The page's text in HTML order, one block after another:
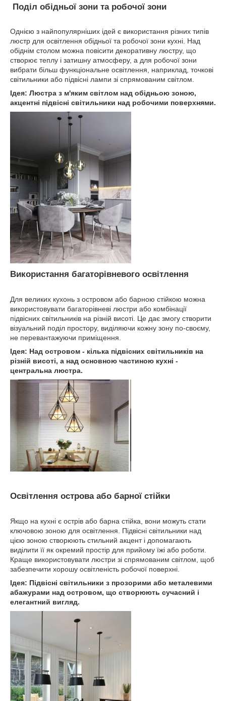
Поділ обідньої зони та робочої зони
Однією з найпопулярніших ідей є використання різних типів
люстр для освітлення обідньої та робочої зони кухні. Над
обіднім столом можна повісити декоративну люстру, що
створює теплу і затишну атмосферу, а для робочої зони
вибрати більш функціональне освітлення, наприклад, точкові
світильники або підвісні лампи зі спрямованим світлом.
Ідея: Люстра з м'яким світлом над обідньою зоною,
акцентні підвісні світильники над робочими поверхнями.
Використання багаторівневого освітлення
Для великих кухонь з островом або барною стійкою можна
використовувати багаторівневі люстри або комбінації
підвісних світильників на різній висоті. Це дає змогу створити
візуальний поділ простору, виділяючи кожну зону по-своєму,
не перевантажуючи приміщення.
Ідея: Над островом - кілька підвісних світильників на
різній висоті, а над основною частиною кухні -
центральна люстра.
Освітлення острова або барної стійки
Якщо на кухні є острів або барна стійка, вони можуть стати
ключовою зоною для освітлення. Підвісні світильники над
цією зоною створюють стильний акцент і допомагають
виділити її як окремий простір для прийому їжі або роботи.
Краще використовувати люстри зі спрямованим світлом, щоб
забезпечити хорошу освітленість робочої поверхні.
Ідея: Підвісні світильники з прозорими або металевими
абажурами над островом, що створюють сучасний і
елегантний вигляд.